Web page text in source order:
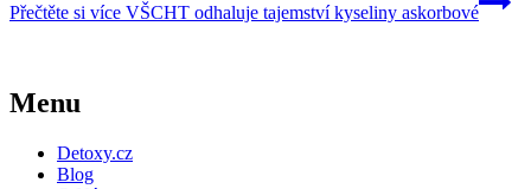
Přečtěte si více VŠCHT odhaluje tajemství kyseliny askorbové
Menu
Detoxy.cz
Blog